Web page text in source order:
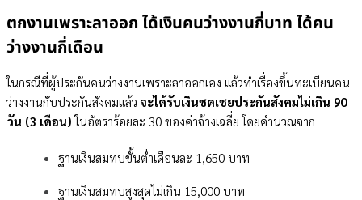
ตกงานเพราะลาออก ได้เงินคนว่างงานกี่บาท ได้คน
ว่างงานกี่เดือน
ในกรณีที่ผู้ประกันคนว่างงานเพราะลาออกเอง แล้วทำเรื่องขึ้นทะเบียนคน
ว่างงานกับประกันสังคมแล้ว จะได้รับเงินชดเชยประกันสังคมไม่เกิน 90
วัน (3 เดือน) ในอัตราร้อยละ 30 ของค่าจ้างเฉลี่ย โดยคำนวณจาก
ฐานเงินสมทบขั้นต่ำเดือนละ 1,650 บาท
ฐานเงินสมทบสูงสุดไม่เกิน 15,000 บาท